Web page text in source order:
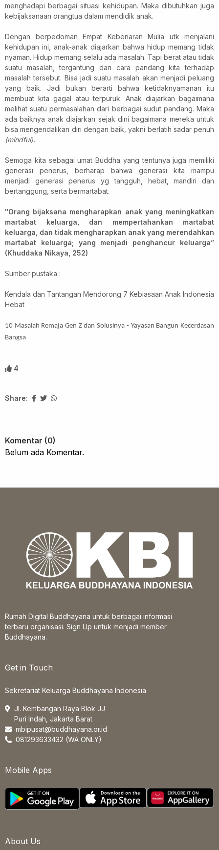
menghadapi berbagai situasi kehidupan. Maka dibutuhkan juga
kebijaksanaan orangtua dalam mendidik anak.
Dengan berpedoman Empat Kebenaran Mulia utk menjalani
kehidupan ini, anak-anak diajarkan bahwa hidup memang tidak
nyaman. Hidup memang selalu ada masalah. Tapi berat atau tidak
suatu masalah, tergantung dari cara pandang kita terhadap
masalah tersebut. Bisa jadi suatu masalah akan menjadi peluang
yang baik. Jadi bukan berarti bahwa ketidaknyamanan itu
membuat kita gagal atau terpuruk. Anak diajarkan bagaimana
melihat suatu permasalahan dari berbagai sudut pandang. Maka
ada baiknya anak diajarkan sejak dini bagaimana mereka untuk
bisa mengendalikan diri dengan baik, yakni berlatih sadar penuh
(mindful).
Semoga kita sebagai umat Buddha yang tentunya juga memiliki
generasi penerus, berharap bahwa generasi kita mampu
menjadi generasi penerus yg tangguh, hebat, mandiri dan
bertanggung, serta bermartabat.
"Orang bijaksana mengharapkan anak yang meningkatkan
martabat keluarga, dan mempertahankan martabat
keluarga, dan tidak mengharapkan anak yang merendahkan
martabat keluarga; yang menjadi penghancur keluarga”
(Khuddaka Nikaya, 252)
Sumber pustaka :
Kendala dan Tantangan Mendorong 7 Kebiasaan Anak Indonesia
Hebat
10 Masalah Remaja Gen Z dan Solusinya - Yayasan Bangun Kecerdasan
Bangsa
4
Share:
Komentar (0)
Belum ada Komentar.
Rumah Digital Buddhayana untuk berbagai informasi
terbaru organisasi. Sign Up untuk menjadi member
Buddhayana.
Get in Touch
Sekretariat Keluarga Buddhayana Indonesia
Jl. Kembangan Raya Blok JJ
Puri Indah, Jakarta Barat
mbipusat@buddhayana.or.id
081293633432 (WA ONLY)
Mobile Apps
About Us